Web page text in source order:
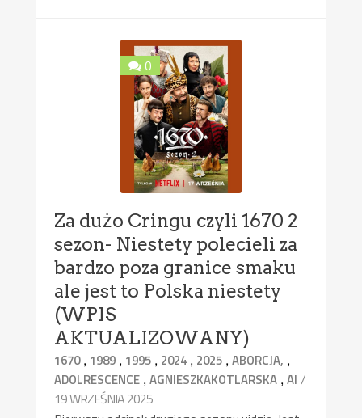
0
Za dużo Cringu czyli 1670 2
sezon- Niestety polecieli za
bardzo poza granice smaku
ale jest to Polska niestety
(WPIS
AKTUALIZOWANY)
1670, 1989 , 1995 , 2024 , 2025 ,ABORCJA, ,
ADOLRESCENCE ,AGNIESZKAKOTLARSKA ,AI /
19 WRZEŚNIA 2025